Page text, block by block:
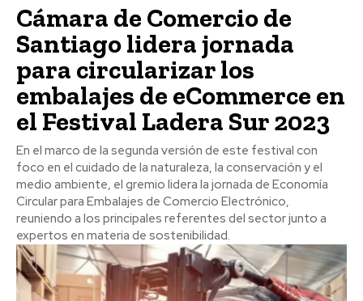
Cámara de Comercio de
Santiago lidera jornada
para circularizar los
embalajes de eCommerce en
el Festival Ladera Sur 2023
En el marco de la segunda versión de este festival con
foco en el cuidado de la naturaleza, la conservación y el
medio ambiente, el gremio lidera la jornada de Economía
Circular para Embalajes de Comercio Electrónico,
reuniendo a los principales referentes del sector junto a
expertos en materia de sostenibilidad.